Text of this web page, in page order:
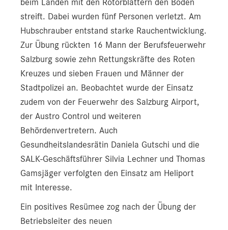
Pressekontakt
beim Landen mit den Rotorblättern den Boden
streift. Dabei wurden fünf Personen verletzt. Am
Hubschrauber entstand starke Rauchentwicklung.
Zur Übung rückten 16 Mann der Berufsfeuerwehr
Salzburg sowie zehn Rettungskräfte des Roten
Kreuzes und sieben Frauen und Männer der
Stadtpolizei an. Beobachtet wurde der Einsatz
zudem von der Feuerwehr des Salzburg Airport,
der Austro Control und weiteren
Behördenvertretern. Auch
Gesundheitslandesrätin Daniela Gutschi und die
SALK-Geschäftsführer Silvia Lechner und Thomas
Gamsjäger verfolgten den Einsatz am Heliport
mit Interesse.
Ein positives Resümee zog nach der Übung der
Betriebsleiter des neuen